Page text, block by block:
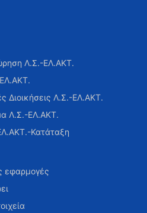
Λ.Σ.-ΕΛ.ΑΚΤ.
Διοικήσεις Λ.Σ.-ΕΛ.ΑΚΤ.
Λ.Σ.-ΕΛ.ΑΚΤ.
Κατάταξη
εφαρμογές